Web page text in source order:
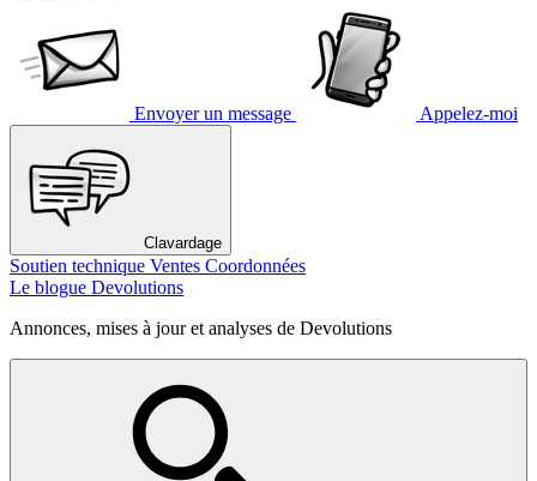
Envoyer un message Appelez-moi
Clavardage
Soutien technique Ventes Coordonnées
Le blogue Devolutions
Annonces, mises à jour et analyses de Devolutions